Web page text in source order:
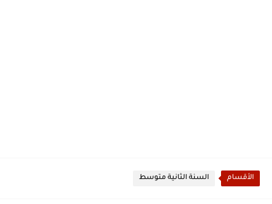
الأقسام السنة الثانية متوسط